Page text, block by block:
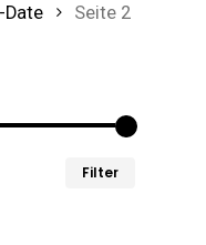
Date Seite 2
Filter